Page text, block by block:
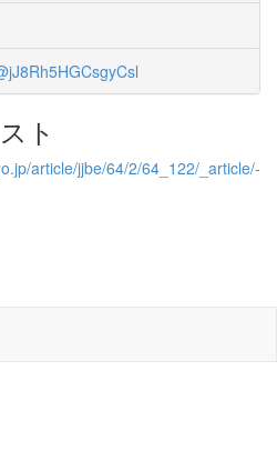
ト
article/jjbe/64/2/64_122/_article/-